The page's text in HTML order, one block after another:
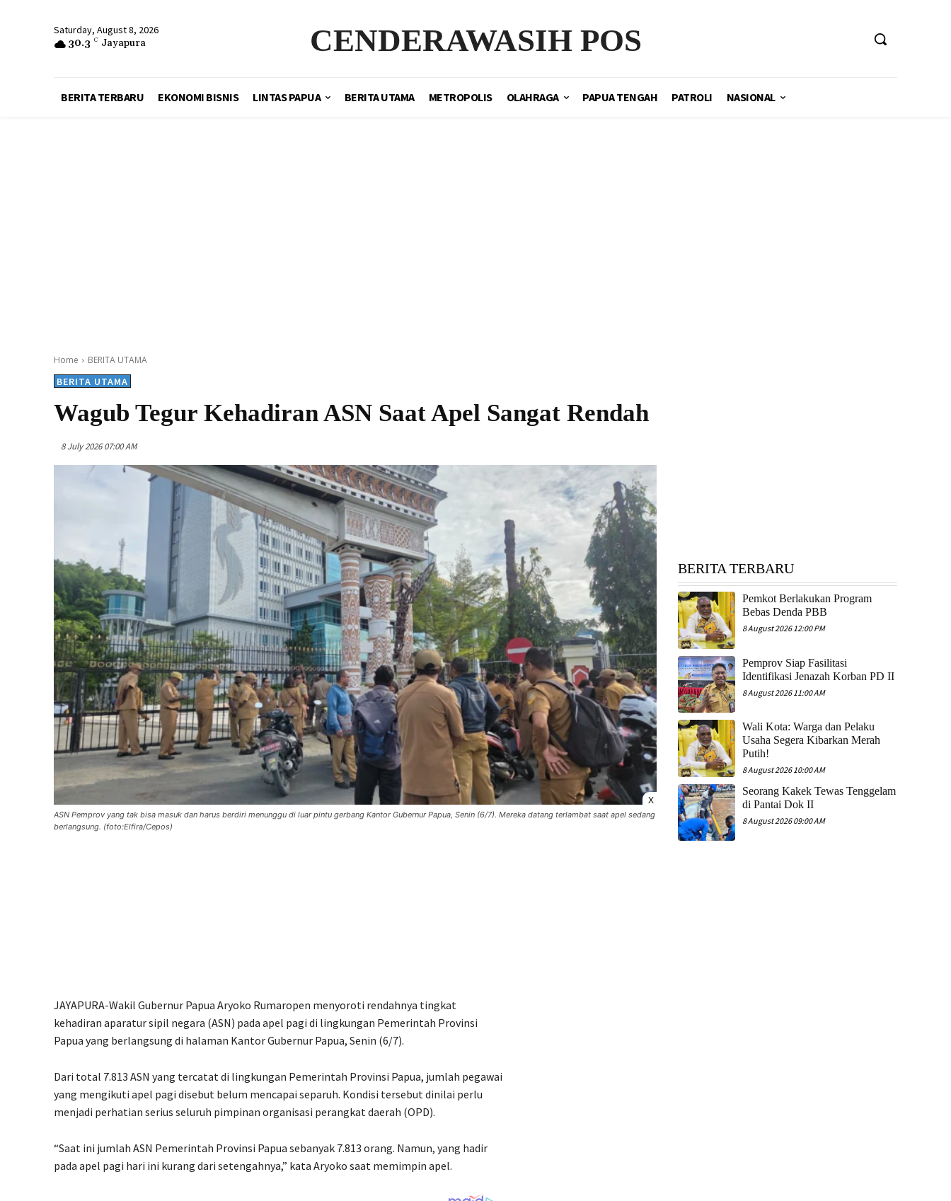
Saturday, August 8, 2026
30.3 C Jayapura CENDERAWASIH POS
BERITA TERBARU EKONOMI BISNIS LINTAS PAPUA BERITA UTAMA METROPOLIS OLAHRAGA PAPUA TENGAH PATROLI NASIONAL
Home BERITA UTAMA
BERITA UTAMA
Wagub Tegur Kehadiran ASN Saat Apel Sangat Rendah
8 July 2026 07:00 AM
X
ASN Pemprov yang tak bisa masuk dan harus berdiri menunggu di luar pintu gerbang Kantor Gubernur Papua, Senin (6/7). Mereka datang terlambat saat apel sedang
berlangsung. (foto:Elfira/Cepos)
JAYAPURA-Wakil Gubernur Papua Aryoko Rumaropen menyoroti rendahnya tingkat
kehadiran aparatur sipil negara (ASN) pada apel pagi di lingkungan Pemerintah Provinsi
Papua yang berlangsung di halaman Kantor Gubernur Papua, Senin (6/7).
Dari total 7.813 ASN yang tercatat di lingkungan Pemerintah Provinsi Papua, jumlah pegawai
yang mengikuti apel pagi disebut belum mencapai separuh. Kondisi tersebut dinilai perlu
menjadi perhatian serius seluruh pimpinan organisasi perangkat daerah (OPD).
“Saat ini jumlah ASN Pemerintah Provinsi Papua sebanyak 7.813 orang. Namun, yang hadir
pada apel pagi hari ini kurang dari setengahnya,” kata Aryoko saat memimpin apel.
BERITA TERBARU
Pemkot Berlakukan Program
Bebas Denda PBB
8 August 2026 12:00 PM
Pemprov Siap Fasilitasi
Identifikasi Jenazah Korban PD II
8 August 2026 11:00 AM
Wali Kota: Warga dan Pelaku
Usaha Segera Kibarkan Merah
Putih!
8 August 2026 10:00 AM
Seorang Kakek Tewas Tenggelam
di Pantai Dok II
8 August 2026 09:00 AM